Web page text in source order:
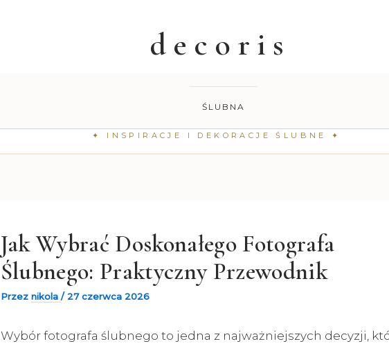
ŚLUBNA
Jak Wybrać Doskonałego Fotografa
Ślubnego: Praktyczny Przewodnik
Przez nikola /27 czerwca 2026
Wybór fotografa ślubnego to jedna z najważniejszych decyzji,